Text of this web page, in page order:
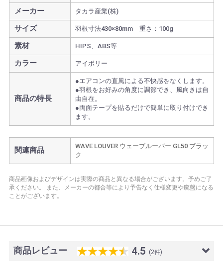
メーカー タカラ産業(株)
サイズ 羽根寸法430×80mm 重さ：100g
素材 HIPS、ABS等
カラー アイボリー
商品の特長
●エアコンの直風による不快感をなくします。
●羽根をお好みの角度に調節でき、風向きは自
由自在。
●両面テープを貼るだけで簡単に取り付けでき
ます。
関連商品
WAVE LOUVER ウェーブルーバー GL50 ブラッ
ク
商品画像およびデザインは実際の商品と異なる場合がございます。予めご了
承ください。
また、メーカーの都合等により予告なく仕様変更や廃盤になる
ことがございます。
商品レビュー 4.5 (2件)